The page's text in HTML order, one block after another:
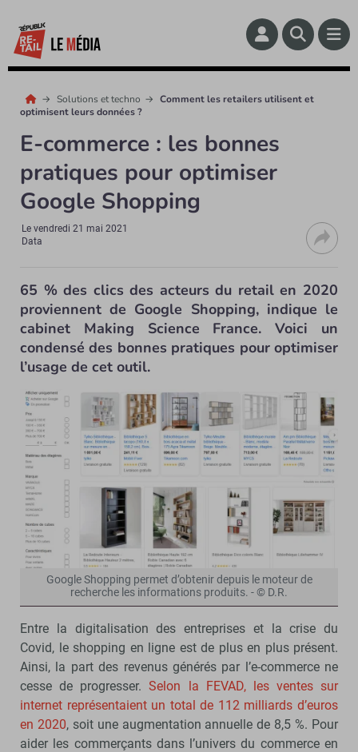
Solutions et techno
Comment les retailers utilisent et
optimisent leurs données ?
E-commerce : les bonnes
pratiques pour optimiser
Google Shopping
Levendredi 21 mai 2021
Data
65 % des clics des acteurs du retail en 2020
proviennent de Google Shopping, indique le
cabinet Making Science France. Voici un
condensé des bonnes pratiques pour optimiser
l’usage de cet outil.
Google Shopping permet d’obtenir depuis le moteur de
recherche les informations produits. - © D.R.
Entre la digitalisation des entreprises et la crise du
Covid, le shopping en ligne est de plus en plus présent.
Ainsi, la part des revenus générés par l’e-commerce ne
cesse de progresser.Selon la FEVAD, les ventes sur
internet représentaient un total de 112 milliards d’euros
en 2020, soit une augmentation annuelle de 8,5 %. Pour
aider les commerçants dans l’univers du commerce en